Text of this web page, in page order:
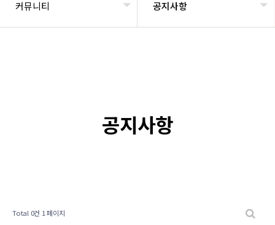
커뮤니티 공지사항
공지사항
Total 0건 1 페이지